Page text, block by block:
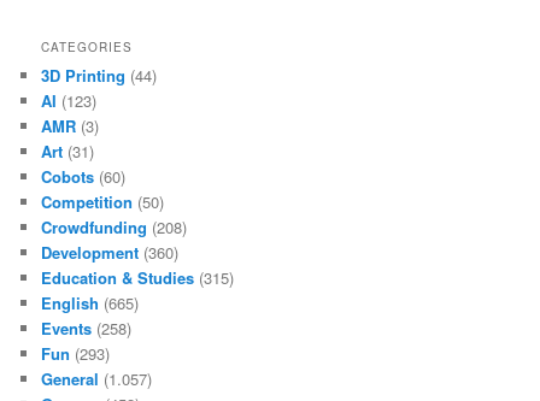
CATEGORIES
3D Printing (44)
AI (123)
AMR (3)
Art (31)
Cobots (60)
Competition (50)
Crowdfunding (208)
Development (360)
Education & Studies (315)
English (665)
Events (258)
Fun (293)
General (1.057)